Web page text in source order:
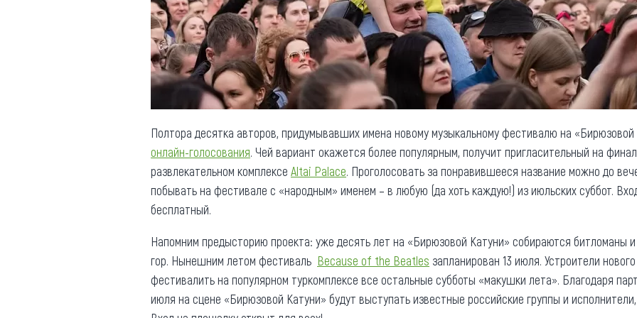
Обращения граждан
Противодействие коррупции
Полтора десятка авторов, придумывавших имена новому музыкальному фестивалю на «Бирюзовой
онлайн-голосования. Чей вариант окажется более популярным, получит пригласительный на
развлекательном комплексе Altai Palace. Проголосовать за понравившееся название можно до
побывать на фестивале с «народным» именем – в любую (да хоть каждую!) из июльских суббот.
бесплатный.
Напомним предысторию проекта: уже десять лет на «Бирюзовой Катуни» собираются битломаны
гор. Нынешним летом фестиваль Because of the Beatles запланирован 13 июля. Устроители
фестивалить на популярном туркомплексе все остальные субботы «макушки лета». Благодаря
июля на сцене «Бирюзовой Катуни» будут выступать известные российские группы и